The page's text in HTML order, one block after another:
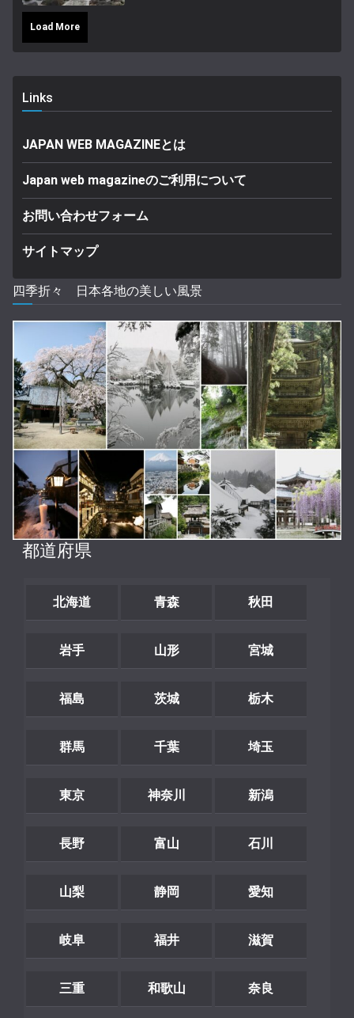
Load More
Links
JAPAN WEB MAGAZINEとは
Japan web magazineのご利用について
お問い合わせフォーム
サイトマップ
四季折々 日本各地の美しい風景
都道府県
北海道 青森 秋田
岩手 山形 宮城
福島 茨城 栃木
群馬 千葉 埼玉
東京 神奈川 新潟
長野 富山 石川
山梨 静岡 愛知
岐阜 福井 滋賀
三重 和歌山 奈良